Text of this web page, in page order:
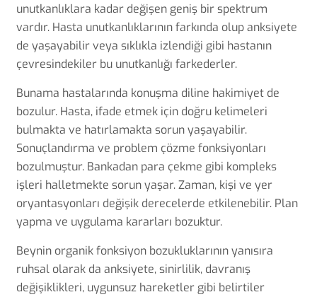
unutkanlıklara kadar değişen geniş bir spektrum
vardır. Hasta unutkanlıklarının farkında olup anksiyete
de yaşayabilir veya sıklıkla izlendiği gibi hastanın
çevresindekiler bu unutkanlığı farkederler.
Bunama hastalarında konuşma diline hakimiyet de
bozulur. Hasta, ifade etmek için doğru kelimeleri
bulmakta ve hatırlamakta sorun yaşayabilir.
Sonuçlandırma ve problem çözme fonksiyonları
bozulmuştur. Bankadan para çekme gibi kompleks
işleri halletmekte sorun yaşar. Zaman, kişi ve yer
oryantasyonları değişik derecelerde etkilenebilir. Plan
yapma ve uygulama kararları bozuktur.
Beynin organik fonksiyon bozukluklarının yanısıra
ruhsal olarak da anksiyete, sinirlilik, davranış
değişiklikleri, uygunsuz hareketler gibi belirtiler